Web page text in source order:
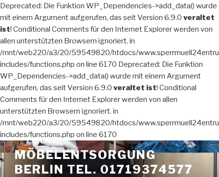
Deprecated: Die Funktion WP_Dependencies->add_data() wurde
mit einem Argument aufgerufen, das seit Version 6.9.0 veraltet
ist! Conditional Comments für den Internet Explorer werden von
allen unterstützten Browsern ignoriert. in
/mnt/web220/a3/20/59549820/htdocs/
includes/functions.php on line 6170 Deprecated: Die Funktion
WP_Dependencies->add_data() wurde mit einem Argument
aufgerufen, das seit Version 6.9.0 veraltet ist! Conditional
Comments für den Internet Explorer werden von allen
unterstützten Browsern ignoriert. in
/mnt/web220/a3/20/59549820/htdocs/
includes/functions.php on line 6170
Zum
Inhalt
springen
MÖBELENTSORGUNG
BERLIN TEL. 01719374577